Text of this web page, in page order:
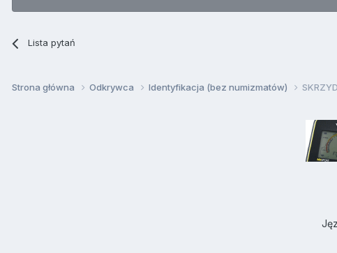
Lista pytań
Strona główna Odkrywca Identyfikacja (bez numizmatów)